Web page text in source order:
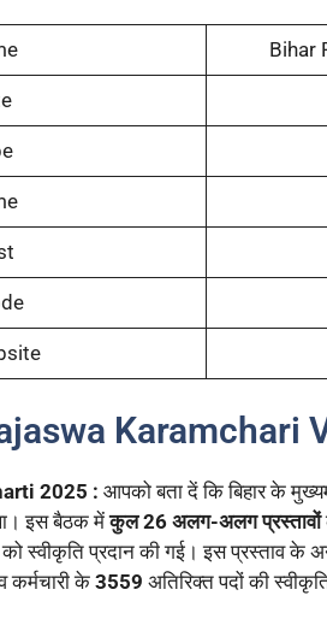
Bihar
Karamchari
2025 : आपको बता दें कि बिहार के
इस बैठक मेंकुल 26 अलग-अलग प्रस्तावों
को स्वीकृति प्रदान की गई। इस प्रस्ताव के
कर्मचारी के 3559 अतिरिक्त पदों की